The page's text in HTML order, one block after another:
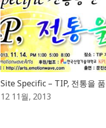
Site Specific – TIP, 전통을
12 11월, 2013